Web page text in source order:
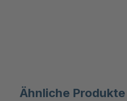
Ähnliche Produkte